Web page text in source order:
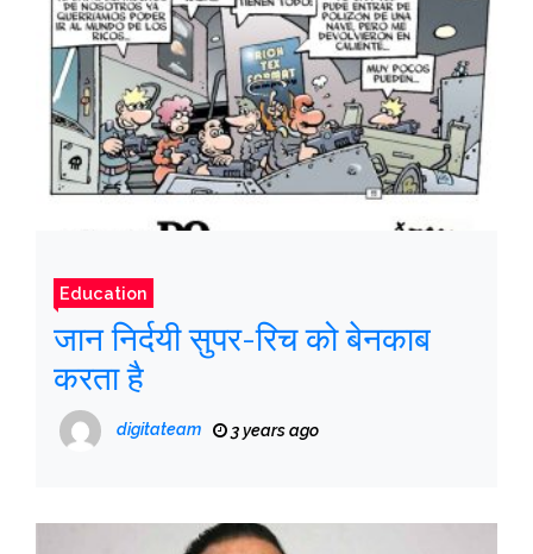
Education
जान निर्दयी सुपर-रिच को बेनकाब
करता है
digitateam 3 years ago